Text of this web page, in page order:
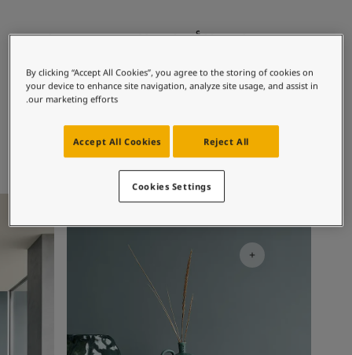
البحث عن موزع جوتن
مستندات المنتجات
مساحات تنبض بالحياة - أحدث مجموعة ألوان جوتن
مجموعات الألوان الموصى بها
1973
7038
داسك غرين
أفكار ملهمة لغرفة المعيشة
By clicking “Accept All Cookies”, you agree to the storing of cookies on
your device to enhance site navigation, analyze site usage, and assist in
our marketing efforts.
Reject All
Accept All Cookies
Cookies Settings